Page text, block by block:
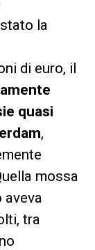
la
di euro, il
quasi
,
mossa
aveva
tra